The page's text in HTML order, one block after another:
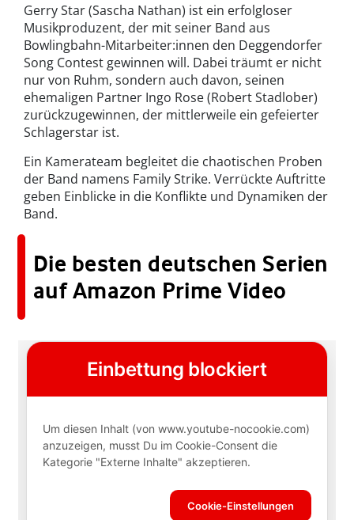
Gerry Star (Sascha Nathan) ist ein erfolgloser
Musikproduzent, der mit seiner Band aus
Bowlingbahn-Mitarbeiter:innen den Deggendorfer
Song Contest gewinnen will. Dabei träumt er nicht
nur von Ruhm, sondern auch davon, seinen
ehemaligen Partner Ingo Rose (Robert Stadlober)
zurückzugewinnen, der mittlerweile ein gefeierter
Schlagerstar ist.
Ein Kamerateam begleitet die chaotischen Proben
der Band namens Family Strike. Verrückte Auftritte
geben Einblicke in die Konflikte und Dynamiken der
Band.
Die besten deutschen Serien
auf Amazon Prime Video